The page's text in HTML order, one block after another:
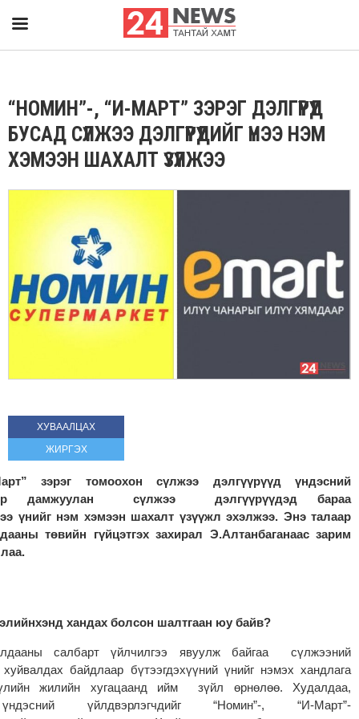
“НОМИН”-, “И-МАРТ” ЗЭРЭГ ДЭЛГҮҮРҮҮД
БУСАД СҮЛЖЭЭ ДЭЛГҮҮРҮҮДИЙГ ҮНЭЭ НЭМ
ХЭМЭЭН ШАХАЛТ ҮЗҮҮЛЖЭЭ
ХУВААЛЦАХ
ЖИРГЭХ
зэрэг томоохон сүлжээ дэлгүүрүүд үндэсний
дамжуулан сүлжээ дэлгүүрүүдэд бараа
үнийг нэм хэмээн шахалт үзүүжл эхэлжээ. Энэ талаар
төвийн гүйцэтгэх захирал Э.Алтанбаганаас зарим
хандах болсон шалтгаан юу байв?
салбарт үйлчилгээ явуулж байгаа сүлжээний
байдлаар бүтээгдэхүүний үнийг нэмэх хандлага
жилийн хугацаанд ийм зүйл өрнөлөө. Худалдаа,
үйлдвэрлэгчдийг “Номин”-, “И-Март”-